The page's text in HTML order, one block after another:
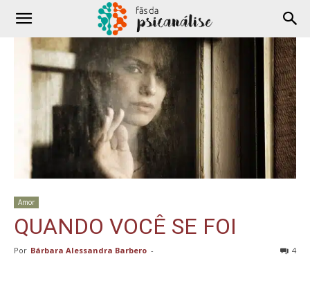
Amor
QUANDO VOCÊ SE FOI
Por Bárbara Alessandra Barbero - 4